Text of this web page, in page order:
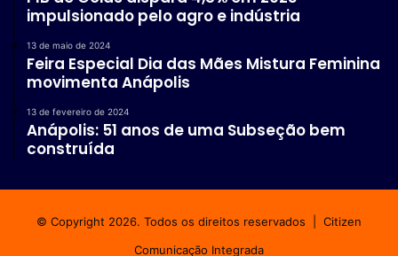
impulsionado pelo agro e indústria
13 de maio de 2024
Feira Especial Dia das Mães Mistura Feminina
movimenta Anápolis
13 de fevereiro de 2024
Anápolis: 51 anos de uma Subseção bem
construída
© Copyright 2026. Todos os direitos reservados | Citizen
Comunicação Integrada